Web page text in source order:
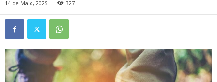
14 de Maio, 2025 327